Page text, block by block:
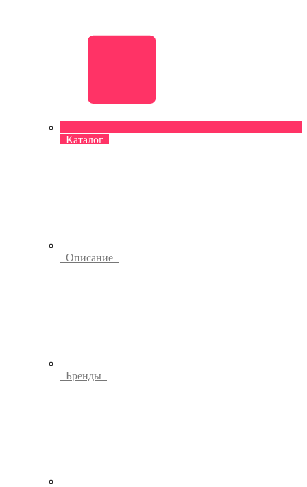
Каталог
Описание
Бренды